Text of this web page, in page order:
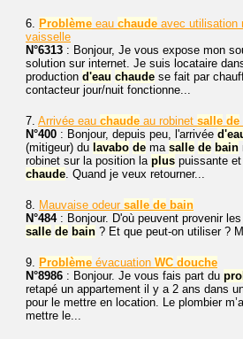
6. Problème eau chaude avec utilisation
vaisselle
N°6313 : Bonjour, Je vous expose mon
solution sur internet. Je suis locataire
production d'eau chaude se fait par
contacteur jour/nuit fonctionne...
7. Arrivée eau chaude au robinet salle de
N°400 : Bonjour, depuis peu, l'arrivée
(mitigeur) du lavabo de ma salle de bain
robinet sur la position la plus puissante
chaude. Quand je veux retourner...
8. Mauvaise odeur salle de bain
N°484: Bonjour. D'où peuvent provenir
salle de bain ? Et que peut-on utiliser ?
9. Problème évacuation WC douche
N°8986 : Bonjour. Je vous fais part du
retapé un appartement il y a 2 ans dans
pour le mettre en location. Le plombier
mettre le...